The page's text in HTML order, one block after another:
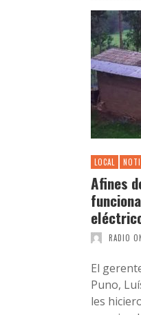
LOCAL
Afines
RADIO
El
Puno,
les